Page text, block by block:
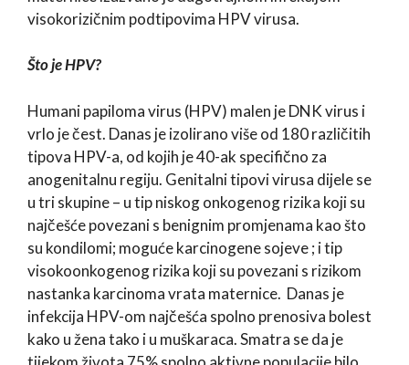
visokorizičnim podtipovima HPV virusa.
Što je HPV?
Humani papiloma virus (HPV) malen je DNK virus i
vrlo je čest. Danas je izolirano više od 180 različitih
tipova HPV-a, od kojih je 40-ak specifično za
anogenitalnu regiju. Genitalni tipovi virusa dijele se
u tri skupine – u tip niskog onkogenog rizika koji su
najčešće povezani s benignim promjenama kao što
su kondilomi; moguće karcinogene sojeve ; i tip
visokoonkogenog rizika koji su povezani s rizikom
nastanka karcinoma vrata maternice. Danas je
infekcija HPV-om najčešća spolno prenosiva bolest
kako u žena tako i u muškaraca. Smatra se da je